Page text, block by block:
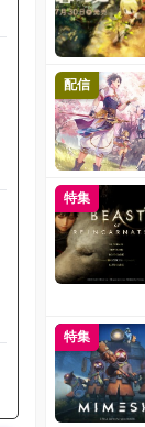
配信
特集
特集